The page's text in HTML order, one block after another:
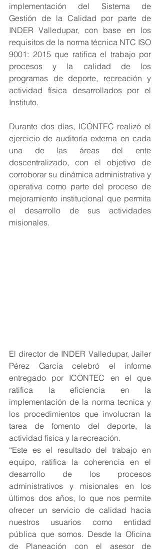
implementación del Sistema de
Gestión de la Calidad por parte de
INDER Valledupar, con base en los
requisitos de la norma técnica NTC ISO
9001: 2015 que ratifica el trabajo por
procesos y la calidad de los
programas de deporte, recreación y
actividad física desarrollados por el
Instituto.
Durante dos días, ICONTEC realizó el
ejercicio de auditoría externa en cada
una de las áreas del ente
descentralizado, con el objetivo de
corroborar su dinámica administrativa y
operativa como parte del proceso de
mejoramiento institucional que permita
el desarrollo de sus actividades
misionales.
El director de INDER Valledupar, Jailer
Pérez García celebró el informe
entregado por ICONTEC en el que
ratifica la eficiencia en la
implementación de la norma tecnica y
los procedimientos que involucran la
tarea de fomento del deporte, la
actividad física y la recreación.
“Este es el resultado del trabajo en
equipo, ratifica la coherencia en el
desarrollo de los procesos
administrativos y misionales en los
últimos dos años, lo que nos permite
ofrecer un servicio de calidad hacia
nuestros usuarios como entidad
pública que somos. Desde la Oficina
de Planeación con el asesor de